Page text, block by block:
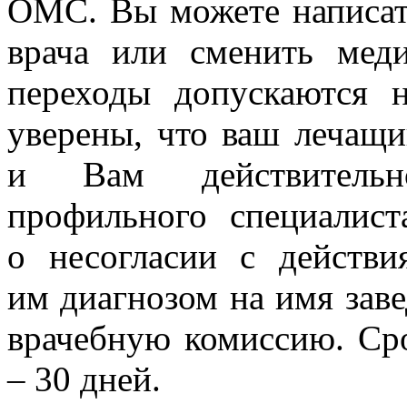
ОМС. Вы можете
врача или сменить
переходы
уверены, что ваш
и Вам
профильного
о несогласии с
им диагнозом на имя
врачебную комиссию.
– 30 дней.